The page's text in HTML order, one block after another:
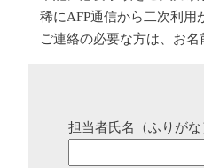
稀にAFP通信から二次利
ご連絡の必要な方は、お
担当者氏名（ふりがな